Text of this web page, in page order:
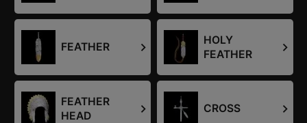
FEATHER
HOLY
FEATHER
FEATHER
HEAD
CROSS